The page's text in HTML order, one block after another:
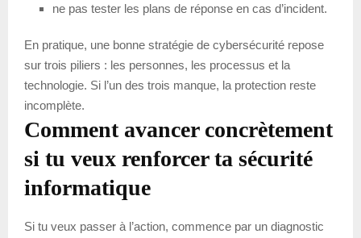
ne pas tester les plans de réponse en cas d’incident.
En pratique, une bonne stratégie de cybersécurité repose
sur trois piliers : les personnes, les processus et la
technologie. Si l’un des trois manque, la protection reste
incomplète.
Comment avancer concrètement
si tu veux renforcer ta sécurité
informatique
Si tu veux passer à l’action, commence par un diagnostic